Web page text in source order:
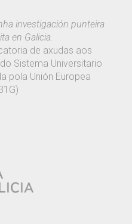
investigación punteira
en Galicia.
de axudas aos
Sistema Universitario
pola Unión Europea